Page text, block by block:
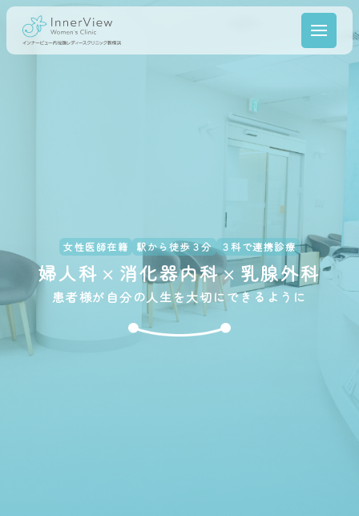
女性医師在籍 駅から徒歩３分 ３科で連携診療
婦人科 × 消化器内科× 乳腺外科
患者様が自分の人生を大切にできるように